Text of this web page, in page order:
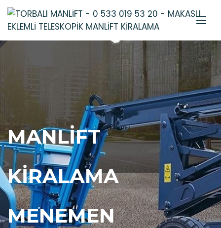
MANLIFT
KIRALAMA
MENEMEN